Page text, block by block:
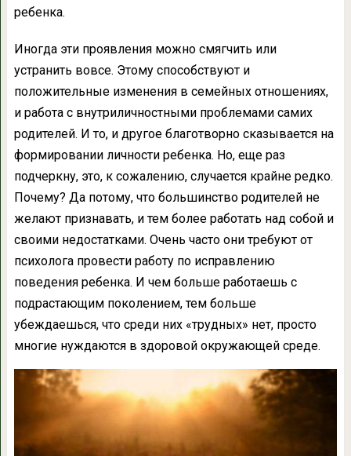
ребенка.
Иногда эти проявления можно смягчить или
устранить вовсе. Этому способствуют и
положительные изменения в семейных отношениях,
и работа с внутриличностными проблемами самих
родителей. И то, и другое благотворно сказывается на
формировании личности ребенка. Но, еще раз
подчеркну, это, к сожалению, случается крайне редко.
Почему? Да потому, что большинство родителей не
желают признавать, и тем более работать над собой и
своими недостатками. Очень часто они требуют от
психолога провести работу по исправлению
поведения ребенка. И чем больше работаешь с
подрастающим поколением, тем больше
убеждаешься, что среди них «трудных» нет, просто
многие нуждаются в здоровой окружающей среде.